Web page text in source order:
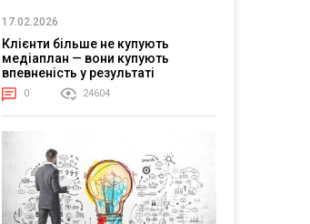
17.02.2026
Клієнти більше не купують
медіаплан — вони купують
впевненість у результаті
0 24604